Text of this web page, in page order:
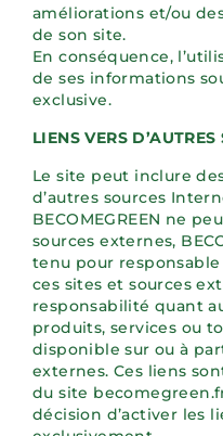
améliorations et/ou
de son site.
En conséquence,
de ses informations
exclusive.
LIENS VERS D’AUTRES
Le site peut inclure
d’autres sources
BECOMEGREEN ne
sources externes,
tenu pour
ces sites et sources
responsabilité quant
produits, services ou
disponible sur ou à
externes. Ces liens
du site
décision d’activer les